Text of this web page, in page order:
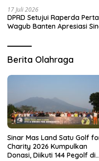
17 Juli 2026
DPRD Setujui Raperda
Wagub Banten Apresiasi
Berita Olahraga
Sinar Mas Land Satu Golf
Charity 2026 Kumpulkan
Donasi, Diikuti 144 Pegolf di